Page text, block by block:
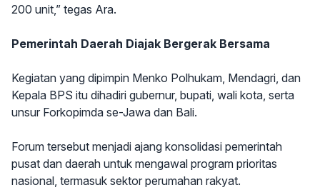
200 unit,” tegas Ara.
Pemerintah Daerah Diajak Bergerak Bersama
Kegiatan yang dipimpin Menko Polhukam, Mendagri, dan
Kepala BPS itu dihadiri gubernur, bupati, wali kota, serta
unsur Forkopimda se-Jawa dan Bali.
Forum tersebut menjadi ajang konsolidasi pemerintah
pusat dan daerah untuk mengawal program prioritas
nasional, termasuk sektor perumahan rakyat.